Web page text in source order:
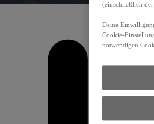
(einschließlich
Deine
Cookie-
notwendigen